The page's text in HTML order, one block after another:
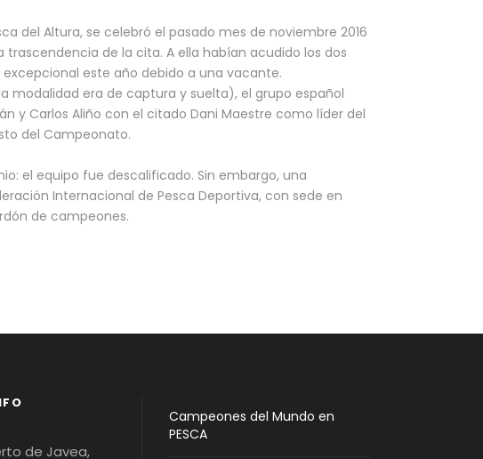
del Altura, se celebró el pasado mes de noviembre 2016
de la cita. A ella habían acudido los dos
este año debido a una vacante.
modalidad era de captura y suelta), el grupo español
y Carlos Aliño con el citado Dani Maestre como líder del
del Campeonato.
el equipo fue descalificado. Sin embargo, una
Internacional de Pesca Deportiva, con sede en
de campeones.
de Javea,
Campeones del Mundo en
PESCA